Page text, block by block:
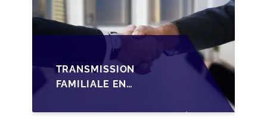
TRANSMISSION
FAMILIALE EN
STRUCTURER LA